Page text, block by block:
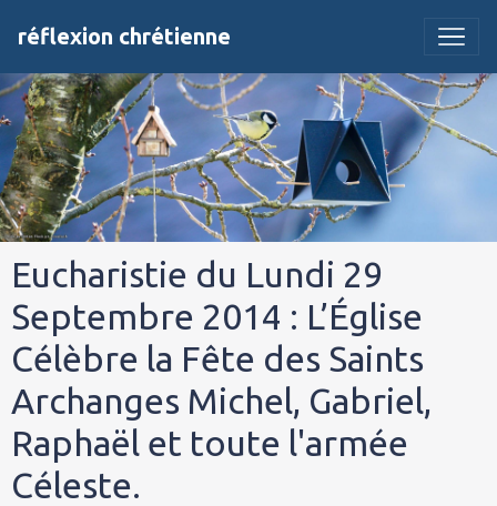
réflexion chrétienne
Eucharistie du Lundi 29
Septembre 2014 : L’Église
Célèbre la Fête des Saints
Archanges Michel, Gabriel,
Raphaël et toute l'armée
Céleste.